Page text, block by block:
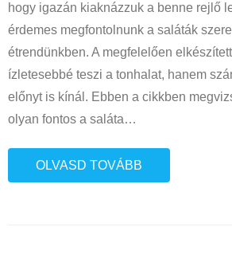
hogy igazán kiaknázzuk a benne rejlő
érdemes megfontolnunk a saláták
étrendünkben. A megfelelően
ízletesebbé teszi a tonhalat, hanem
előnyt is kínál. Ebben a cikkben
olyan fontos a saláta…
OLVASD TOVÁBB